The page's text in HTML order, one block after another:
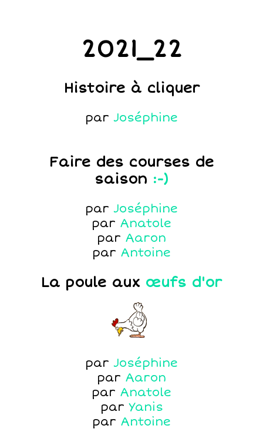
2021_22
Histoire à cliquer
par Joséphine
Faire des courses de
saison :-)
par Joséphine
par Anatole
par Aaron
par Antoine
La poule aux œufs d'or
par Joséphine
par Aaron
par Anatole
par Yanis
par Antoine